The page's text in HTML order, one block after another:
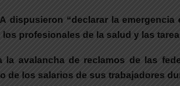
dispusieron “declarar la
profesionales de la salud y las
la avalancha de reclamos de las
de los salarios de sus trabajadores